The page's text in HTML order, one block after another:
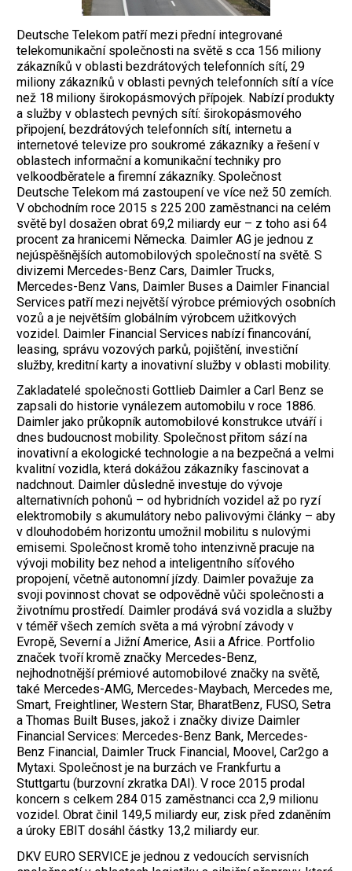
Deutsche Telekom patří mezi přední integrované
telekomunikační společnosti na světě s cca 156 miliony
zákazníků v oblasti bezdrátových telefonních sítí, 29
miliony zákazníků v oblasti pevných telefonních sítí a více
než 18 miliony širokopásmových přípojek. Nabízí produkty
a služby v oblastech pevných sítí: širokopásmového
připojení, bezdrátových telefonních sítí, internetu a
internetové televize pro soukromé zákazníky a řešení v
oblastech informační a komunikační techniky pro
velkoodběratele a firemní zákazníky. Společnost
Deutsche Telekom má zastoupení ve více než 50 zemích.
V obchodním roce 2015 s 225 200 zaměstnanci na celém
světě byl dosažen obrat 69,2 miliardy eur – z toho asi 64
procent za hranicemi Německa. Daimler AG je jednou z
nejúspěšnějších automobilových společností na světě. S
divizemi Mercedes-Benz Cars, Daimler Trucks,
Mercedes-Benz Vans, Daimler Buses a Daimler Financial
Services patří mezi největší výrobce prémiových osobních
vozů a je největším globálním výrobcem užitkových
vozidel. Daimler Financial Services nabízí financování,
leasing, správu vozových parků, pojištění, investiční
služby, kreditní karty a inovativní služby v oblasti mobility.
Zakladatelé společnosti Gottlieb Daimler a Carl Benz se
zapsali do historie vynálezem automobilu v roce 1886.
Daimler jako průkopník automobilové konstrukce utváří i
dnes budoucnost mobility. Společnost přitom sází na
inovativní a ekologické technologie a na bezpečná a velmi
kvalitní vozidla, která dokážou zákazníky fascinovat a
nadchnout. Daimler důsledně investuje do vývoje
alternativních pohonů – od hybridních vozidel až po ryzí
elektromobily s akumulátory nebo palivovými články – aby
v dlouhodobém horizontu umožnil mobilitu s nulovými
emisemi. Společnost kromě toho intenzivně pracuje na
vývoji mobility bez nehod a inteligentního síťového
propojení, včetně autonomní jízdy. Daimler považuje za
svoji povinnost chovat se odpovědně vůči společnosti a
životnímu prostředí. Daimler prodává svá vozidla a služby
v téměř všech zemích světa a má výrobní závody v
Evropě, Severní a Jižní Americe, Asii a Africe. Portfolio
značek tvoří kromě značky Mercedes-Benz,
nejhodnotnější prémiové automobilové značky na světě,
také Mercedes-AMG, Mercedes-Maybach, Mercedes me,
Smart, Freightliner, Western Star, BharatBenz, FUSO, Setra
a Thomas Built Buses, jakož i značky divize Daimler
Financial Services: Mercedes-Benz Bank, Mercedes-
Benz Financial, Daimler Truck Financial, Moovel, Car2go a
Mytaxi. Společnost je na burzách ve Frankfurtu a
Stuttgartu (burzovní zkratka DAI). V roce 2015 prodal
koncern s celkem 284 015 zaměstnanci cca 2,9 milionu
vozidel. Obrat činil 149,5 miliardy eur, zisk před zdaněním
a úroky EBIT dosáhl částky 13,2 miliardy eur.
DKV EURO SERVICE je jednou z vedoucích servisních